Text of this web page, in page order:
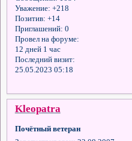
Уважение: +218
Позитив: +14
Приглашений: 0
Провел на форуме:
12 дней 1 час
Последний визит:
25.05.2023 05:18
Kleopatra
Почётный ветеран